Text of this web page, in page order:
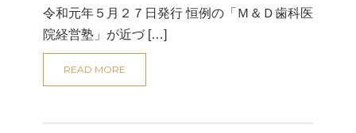
令和元年５月２７日発行 恒例の「Ｍ＆Ｄ歯科医
院経営塾」が近づ […]
READ MORE